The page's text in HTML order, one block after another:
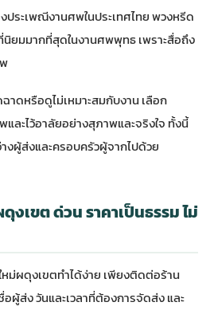
ประเพณีงานศพในประเทศไทยพวงหรีด
ยมมากที่สุดในงานศพพุทธ เพราะสื่อถึง
ดหรือดูไม่เหมาะสมกับงาน เลือก
ละไว้อาลัยอย่างสุภาพและจริงใจ ทั้งนี้
ผู้ส่งและครอบครัวผู้จากไปด้วย
เขต ด่วน ราคาเป็นธรรม ไม่
ม่ผดุงเขตทำได้ง่าย เพียงติดต่อร้าน
ส่ง วันและเวลาที่ต้องการจัดส่ง และ